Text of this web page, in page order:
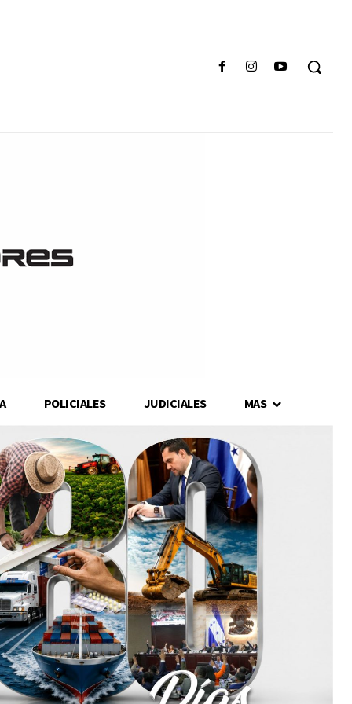
POLICIALES JUDICIALES MAS